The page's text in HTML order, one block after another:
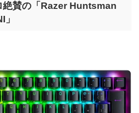
絶賛の「Razer Huntsman